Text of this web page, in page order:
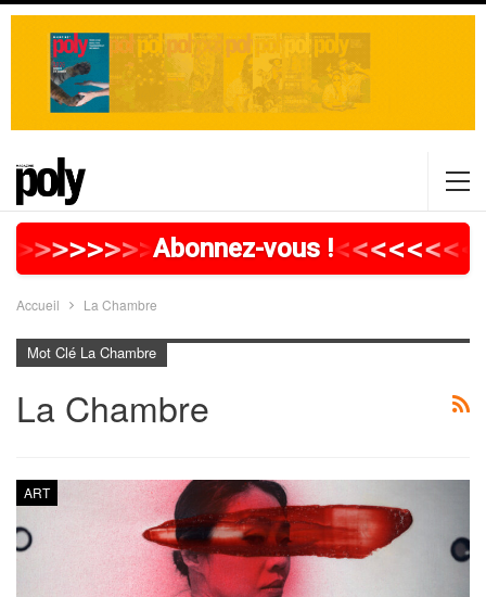
>>>>>>>>>>>>>>>>>
Abonnez-vous !<<<<<<<<
Accueil La Chambre
Mot Clé La Chambre
La Chambre
ART